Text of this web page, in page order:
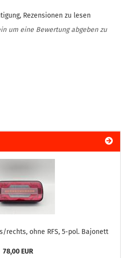
Rezensionen zu lesen
um eine Bewertung abgeben zu
rechts, ohne RFS, 5-pol. Bajonett
78,00 EUR